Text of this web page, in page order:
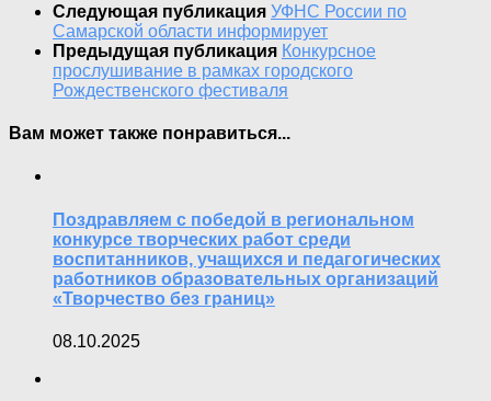
Следующая публикация УФНС России по
Самарской области информирует
Предыдущая публикация Конкурсное
прослушивание в рамках городского
Рождественского фестиваля
Вам может также понравиться...
Поздравляем с победой в региональном
конкурсе творческих работ среди
воспитанников, учащихся и педагогических
работников образовательных организаций
«Творчество без границ»
08.10.2025